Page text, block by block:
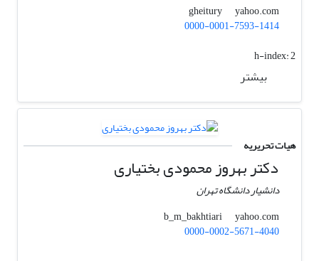
gheitury
yahoo.com
0000-0001-7593-1414
h-index:2
بیشتر
هیات تحریریه
دکتر بهروز محمودی بختیاری
دانشیار دانشگاه تهران
b_m_bakhtiari
yahoo.com
0000-0002-5671-4040